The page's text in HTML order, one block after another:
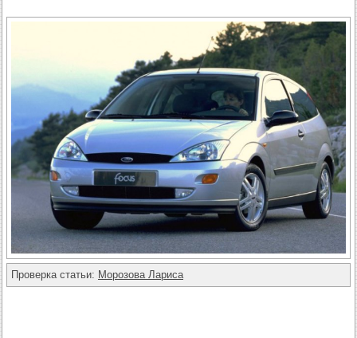
Проверка статьи: Морозова Лариса